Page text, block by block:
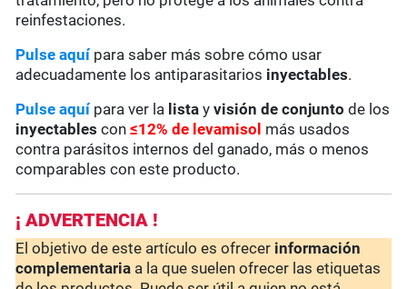
reinfestaciones.
Pulse aquípara saber más sobre cómo usar
adecuadamente los antiparasitarios inyectables.
Pulse aquí para ver la lista yvisión de conjunto de los
inyectables con≤12% de levamisol más usados
contra parásitos internos del ganado, más o menos
comparables con este producto.
¡ ADVERTENCIA !
El objetivo de este artículo es ofrecer información
complementaria a la que suelen ofrecer las etiquetas